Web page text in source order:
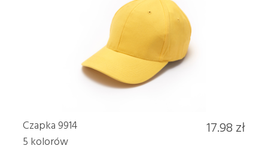
Czapka 9914
5 kolorów
17.98 zł